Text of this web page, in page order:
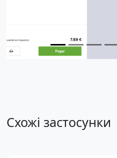
Схожі застосунки